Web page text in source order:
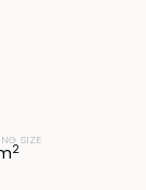
ini
akses
Bali—hanya
dan
SIZE
2